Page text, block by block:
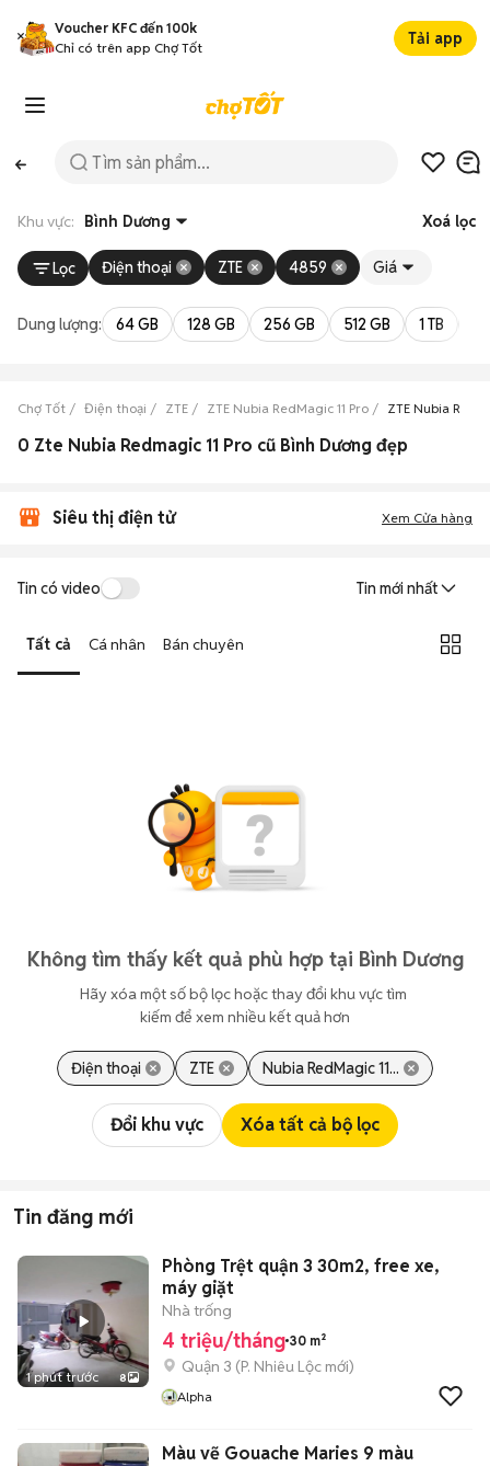
Voucher KFC đến 100k
Chỉ có trên app Chợ Tốt
Tải app
Khu vực: Bình Dương Xoá lọc
Lọc Điện thoại ZTE 4859 Giá
Dung lượng: 64 GB 128 GB 256 GB 512 GB 1 TB
Chợ Tốt Điện thoại ZTE ZTE Nubia RedMagic 11 Pro ZTE Nubia
0 Zte Nubia Redmagic 11 Pro cũ Bình Dương đẹp
Siêu thị điện tử Xem Cửa hàng
Tin có video Tin mới nhất
Tất cả Cá nhân Bán chuyên
Không tìm thấy kết quả phù hợp tại Bình Dương
Hãy xóa một số bộ lọc hoặc thay đổi khu vực tìm
kiếm để xem nhiều kết quả hơn
Điện thoại ZTE Nubia RedMagic 11...
Đổi khu vực Xóa tất cả bộ lọc
Tin đăng mới
1 phút trước 8
Phòng Trệt quận 3 30m2, free xe,
máy giặt
Nhà trống
4 triệu/tháng 30 m²
Quận 3 (P. Nhiêu Lộc mới)
Alpha
Màu vẽ Gouache Maries 9 màu